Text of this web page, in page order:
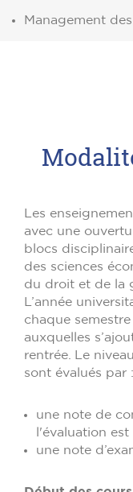
Management
Les
avec une
blocs
des sciences
du droit et de la
L’année
chaque
auxquelles
rentrée. Le
sont évalués par :
une note de
l'évaluation
une note